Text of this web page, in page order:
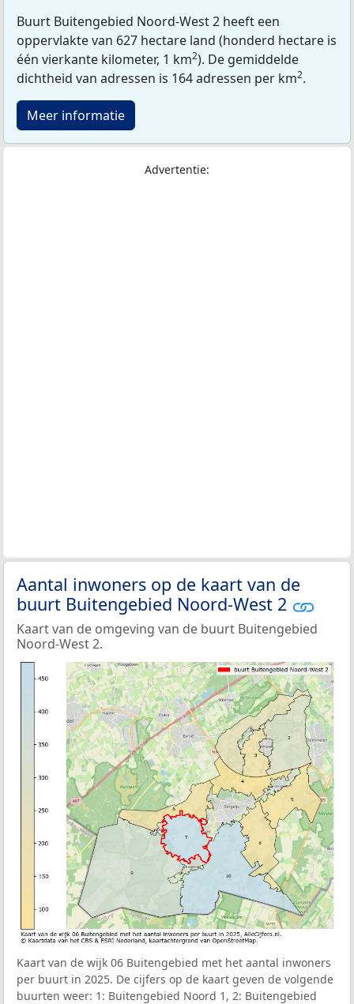
Buurt Buitengebied Noord-West 2 heeft een
oppervlakte van 627 hectare land (honderd hectare is
één vierkante kilometer, 1 km2). De gemiddelde
dichtheid van adressen is 164 adressen per km2.
Meer informatie
Advertentie:
Aantal inwoners op de kaart van de
buurt Buitengebied Noord-West 2
Kaart van de omgeving van de buurt Buitengebied
Noord-West 2.
Kaart van de wijk 06 Buitengebied met het aantal inwoners
per buurt in 2025. De cijfers op de kaart geven de volgende
buurten weer: 1: Buitengebied Noord 1, 2: Buitengebied